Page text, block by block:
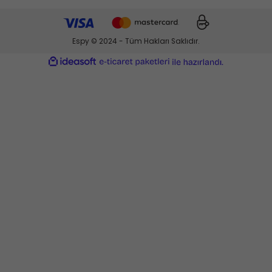
Espy © 2024 - Tüm Hakları Saklıdır.
ideasoft
e-